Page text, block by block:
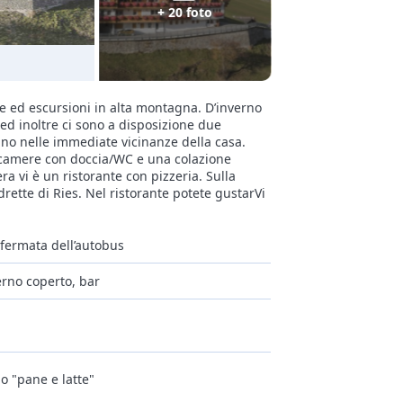
+ 20 foto
escursioni in alta montagna. D’inverno
inoltre ci sono a disposizione due
nelle immediate vicinanze della casa.
con doccia/WC e una colazione
vi è un ristorante con pizzeria. Sulla
di Ries. Nel ristorante potete gustarVi
dell’autobus
coperto, bar
"pane e latte"